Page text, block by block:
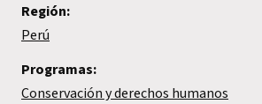
Región:
Perú
Programas:
Conservación y derechos humanos